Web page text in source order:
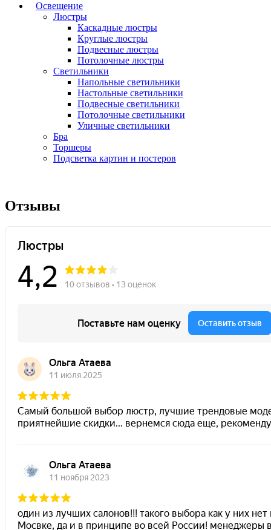
Освещение
Люстры
Каскадные люстры
Круглые люстры
Подвесные люстры
Потолочные люстры
Светильники
Напольные светильники
Настольные светильники
Подвесные светильники
Потолочные светильники
Уличные светильники
Бра
Торшеры
Подсветка картин и постеров
Отзывы